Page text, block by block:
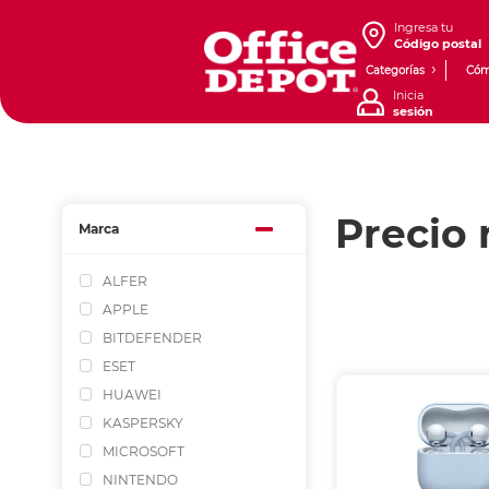
Ingresa tu
Código postal
Categorías
Inicia
sesión
Marca
ALFER
APPLE
BITDEFENDER
ESET
HUAWEI
KASPERSKY
MICROSOFT
NINTENDO
Precio